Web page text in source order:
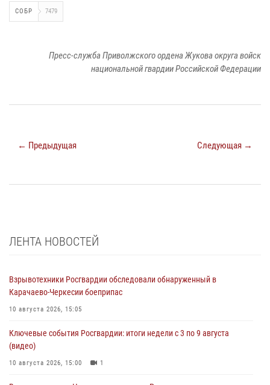
СОБР 7479
Пресс-служба Приволжского ордена Жукова округа войск
национальной гвардии Российской Федерации
← Предыдущая Следующая →
ЛЕНТА НОВОСТЕЙ
Взрывотехники Росгвардии обследовали обнаруженный в
Карачаево-Черкесии боеприпас
10 августа 2026, 15:05
Ключевые события Росгвардии: итоги недели с 3 по 9 августа
(видео)
10 августа 2026, 15:00 1